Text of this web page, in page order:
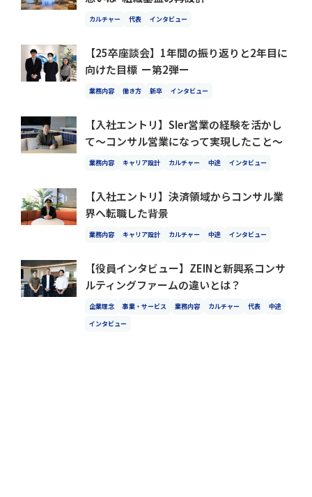
カルチャー 代表 インタビュー
【25卒座談会】1年間の振り返りと2年目に
向けた目標 ー第2弾ー
業務内容 働き方 新卒 インタビュー
【入社エントリ】SIer営業の経験を活かし
て～コンサル営業になって実現したこと～
業務内容 キャリア設計 カルチャー 中途 インタビュー
【入社エントリ】決済領域からコンサル業
界へ転職した背景
業務内容 キャリア設計 カルチャー 中途 インタビュー
【役員インタビュー】ZEINと新興系コンサ
ルティングファームの違いとは？
企業理念 事業・サービス 業務内容 カルチャー 代表
中途
インタビュー